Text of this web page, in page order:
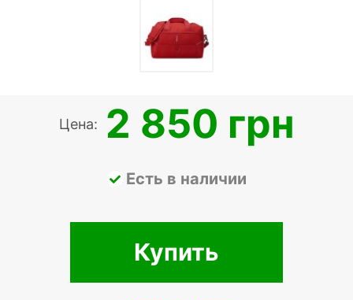
Цена: 2 850 грн
Есть в наличии
Купить